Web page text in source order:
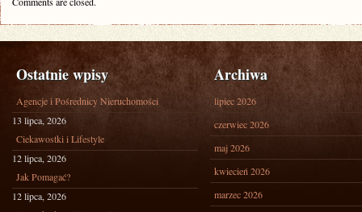
Ostatnie wpisy
Agencje i Pośrednicy Nieruchomości
13 lipca, 2026
Ciekawostki i Lifestyle
12 lipca, 2026
Jak Pomagać?
12 lipca, 2026
Archiwa
lipiec 2026
czerwiec 2026
maj 2026
kwiecień 2026
marzec 2026